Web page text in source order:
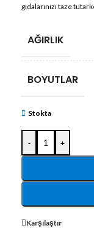
gıdalarınızı taze
AĞIRLIK
BOYUTLAR
Stokta
- +
Karşılaştır